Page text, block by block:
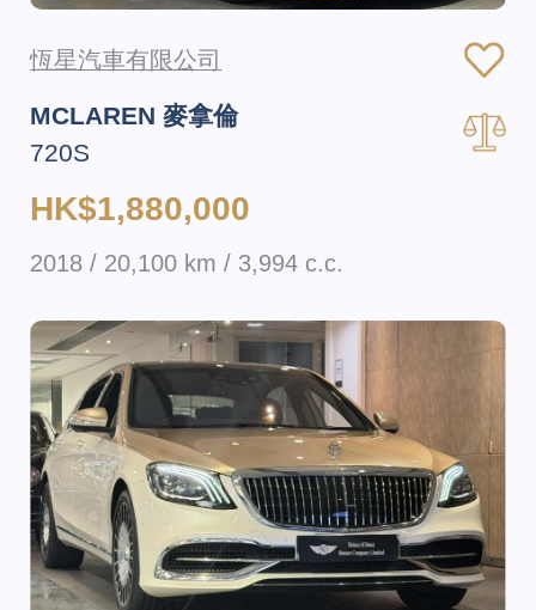
恆星汽車有限公司
MCLAREN 麥拿倫
720S
HK$1,880,000
2018 / 20,100 km / 3,994 c.c.